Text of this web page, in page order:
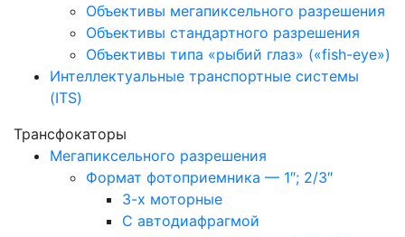
Объективы мегапиксельного разрешения
Объективы стандартного разрешения
Объективы типа «рыбий глаз» («fish-eye»)
Интеллектуальные транспортные системы
(ITS)
Трансфокаторы
Мегапиксельного разрешения
Формат фотоприемника — 1″; 2/3″
3-х моторные
С автодиафрагмой